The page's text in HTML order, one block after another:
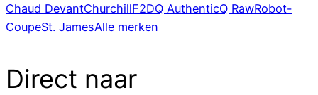
Chaud DevantChurchillF2DQ AuthenticQ RawRobot-
CoupeSt. JamesAlle merken
Direct naar